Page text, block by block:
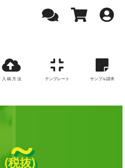
入 稿 方 法 テンプレート サンプル請求
～
(税抜)